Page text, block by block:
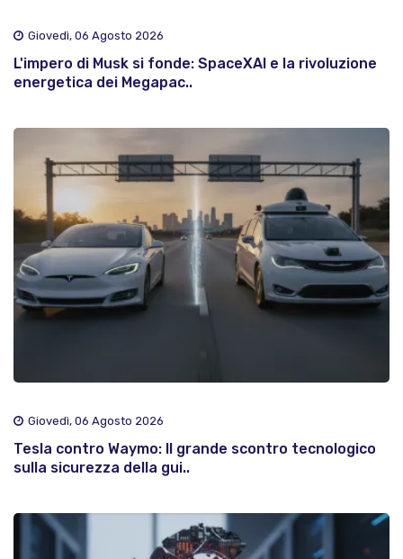
Giovedì, 06 Agosto 2026
L'impero di Musk si fonde: SpaceXAI e la rivoluzione
energetica dei Megapac..
Giovedì, 06 Agosto 2026
Tesla contro Waymo: Il grande scontro tecnologico
sulla sicurezza della gui..